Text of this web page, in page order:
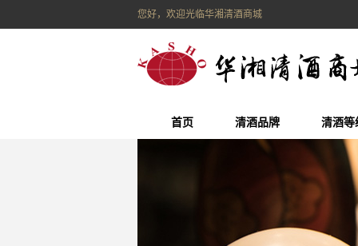
您好，欢迎光临华湘清酒商城
首页 清酒品牌 清酒等